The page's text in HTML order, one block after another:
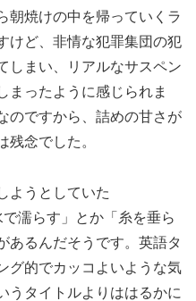
朝焼けの中を帰っていくラ
けど、非情な犯罪集団の犯
しまい、リアルなサスペン
まったように感じられま
のですから、詰めの甘さが
残念でした。
ようとしていた
濡らす」とか「糸を垂ら
あるんだそうです。英語タ
グ的でカッコよいような気
うタイトルよりははるかに